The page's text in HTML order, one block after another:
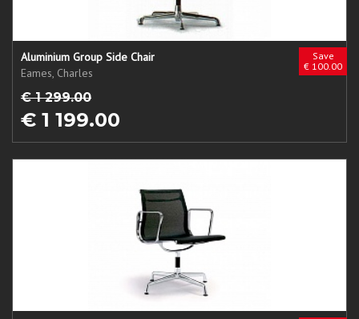
Save
€ 100.00
Aluminium Group Side Chair
Eames, Charles
€ 1 299.00
€ 1 199.00